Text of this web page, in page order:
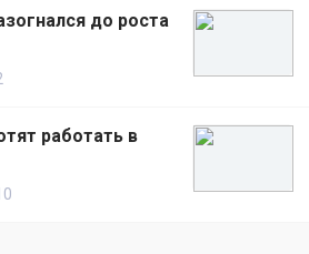
до роста
работать в